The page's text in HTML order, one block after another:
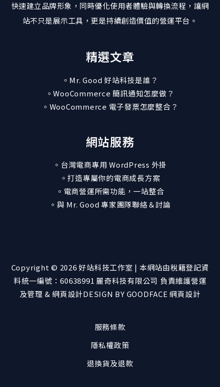
快速建立品牌形象，同時優化使用者體驗與轉換流程，讓網
站不只是展示工具，更是持續創造價值的營運平台。
精選文章
。Mr. Good 好站科技是誰？
。WooCommerce 簡訊通知怎麼做？
。WooCommerce 電子發票怎麼整合？
網站服務
。台灣電商專用 WordPress 外掛
。打造專屬你的電商成長方案
。電商營運所需功能，一站整合
。與 Mr. Good 專家團隊聯絡＆討論
Copyright © 2026 好站科技工作室 | 本網站由稅籍登記資
料統一編號：60638991 麗奇科技有限公司 負責維護營運
及管理 & 網頁設計DESIGN BY GOODFACE 網頁設計
服務條款
隱私權政策
退換貨及退款